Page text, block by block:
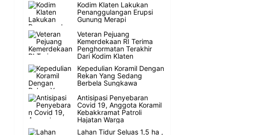
Kodim Klaten Lakukan
Penanggulangan Erupsi
Gunung Merapi
Veteran Pejuang
Kemerdekaan RI Terima
Penghormatan Terakhir
Dari Kodim Klaten
Kepedulian Koramil Dengan
Rekan Yang Sedang
Berbela Sungkawa
Antisipasi Penyebaran
Covid 19, Anggota Koramil
Kebakkramat Patroli
Hajatan Warga
Lahan Tidur Seluas 1,5 ha ,